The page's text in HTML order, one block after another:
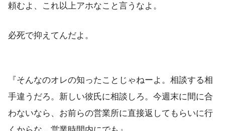
頼むよ、これ以上アホなこと言うなよ。
必死で抑えてんだよ。
『そんなのオレの知ったことじゃねーよ。相談する相
手違うだろ。新しい彼氏に相談しろ。今週末に間に合
わないなら、お前らの営業所に直接返してもらいに行